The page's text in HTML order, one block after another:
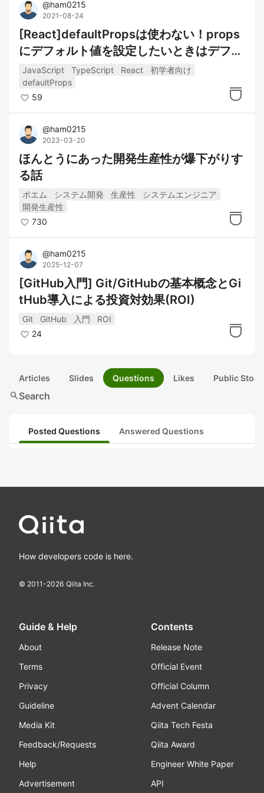
@ham0215
2021-08-24
[React]defaultPropsは使わない！props
にデフォルト値を設定したいときはデフォ
ルト引数を使おう
JavaScript TypeScript React
初学者向け
defaultProps
59
@ham0215
2023-03-20
ほんとうにあった開発生産性が爆下がりす
る話
ポエム システム開発 生産性
システムエンジニア
開発生産性
730
@ham0215
2025-12-07
[GitHub入門] Git/GitHubの基本概念とGi
tHub導入による投資対効果(ROI)
Git GitHub 入門
ROI
24
Articles Slides Questions Likes Public
searchSearch
Posted Questions Answered Questions
How developers code is here.
© 2011-2026 Qiita Inc.
Guide & Help
About
Terms
Privacy
Guideline
Media Kit
Feedback/Requests
Help
Advertisement
Contents
Release Note
Official Event
Official Column
Advent Calendar
Qiita Tech Festa
Qiita Award
Engineer White Paper
API